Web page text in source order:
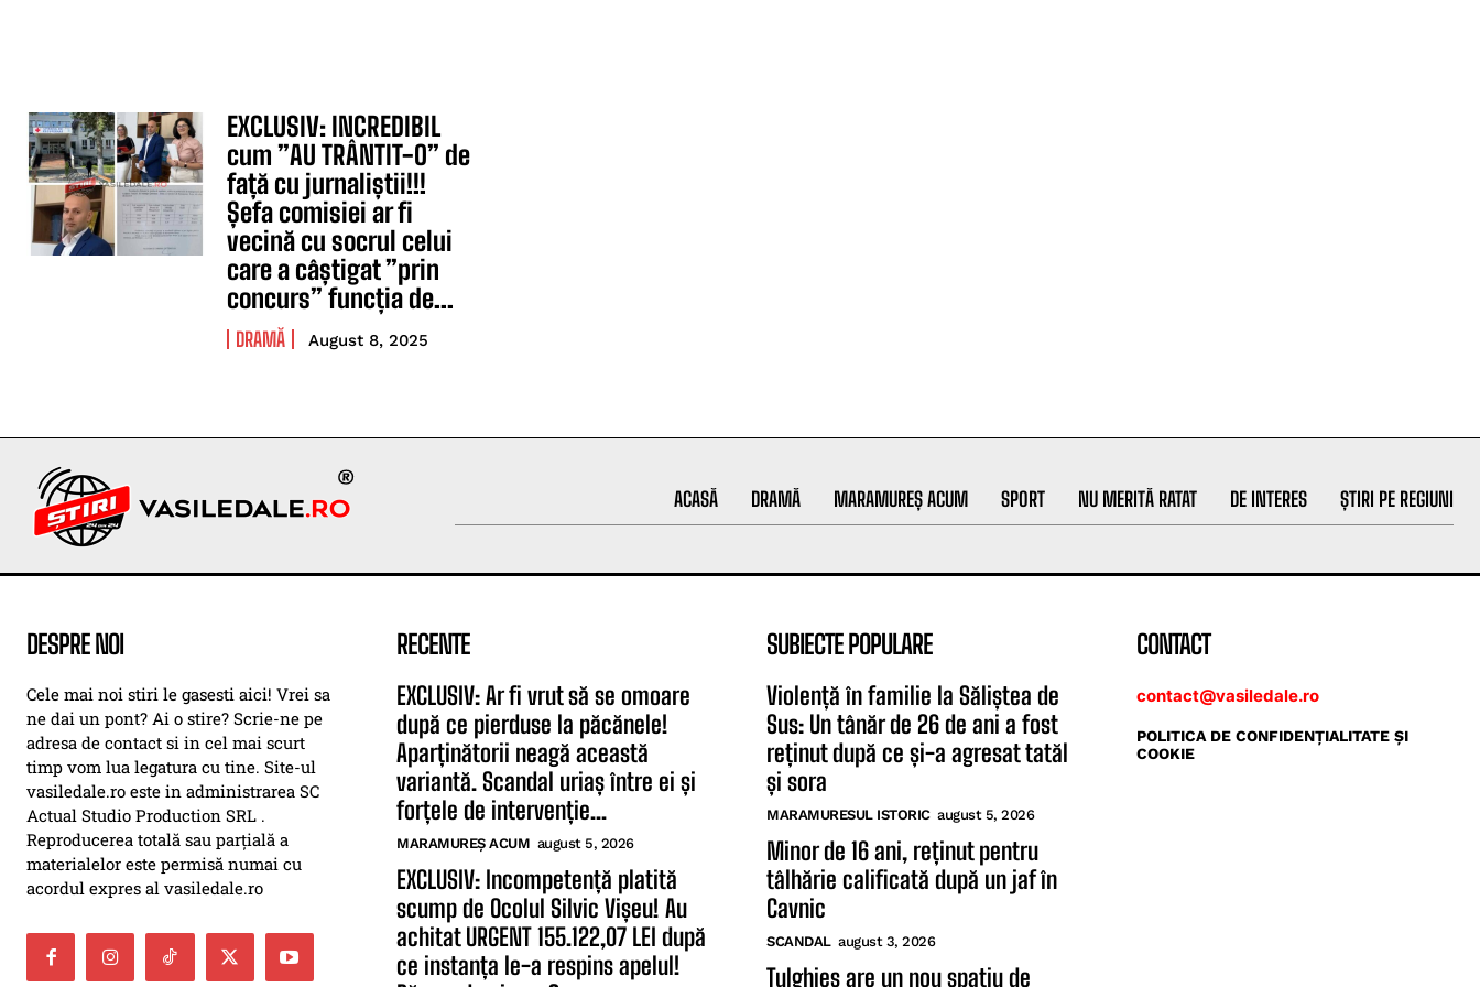
EXCLUSIV: INCREDIBIL
cum ”AU TRÂNTIT-O” de
față cu jurnaliștii!!!
Șefa comisiei ar fi
vecină cu socrul celui
care a câștigat ”prin
concurs” funcția de...
DRAMĂ August 8, 2025
ACASĂ DRAMĂ MARAMUREȘ ACUM SPORT NU MERITĂ RATAT DE INTERES ȘTIRI PE REGIUNI
DESPRE NOI
Cele mai noi stiri le gasesti aici! Vrei sa
ne dai un pont? Ai o stire? Scrie-ne pe
adresa de contact si in cel mai scurt
timp vom lua legatura cu tine. Site-ul
vasiledale.ro este in administrarea SC
Actual Studio Production SRL .
Reproducerea totală sau parțială a
materialelor este permisă numai cu
acordul expres al vasiledale.ro
RECENTE
EXCLUSIV: Ar fi vrut să se omoare
după ce pierduse la păcănele!
Aparținătorii neagă această
variantă. Scandal uriaș între ei și
forțele de intervenție...
MARAMUREȘ ACUM august 5, 2026
EXCLUSIV: Incompetență platită
scump de Ocolul Silvic Vișeu! Au
achitat URGENT 155.122,07 LEI după
ce instanța le-a respins apelul!
SUBIECTE POPULARE
Violență în familie la Săliștea de
Sus: Un tânăr de 26 de ani a fost
reținut după ce și-a agresat tatăl
și sora
MARAMURESUL ISTORIC august 5, 2026
Minor de 16 ani, reținut pentru
tâlhărie calificată după un jaf în
Cavnic
SCANDAL august 3, 2026
Tulghieș are un nou spațiu de
CONTACT
contact@vasiledale.ro
POLITICA DE CONFIDENŢIALITATE ŞI
COOKIE